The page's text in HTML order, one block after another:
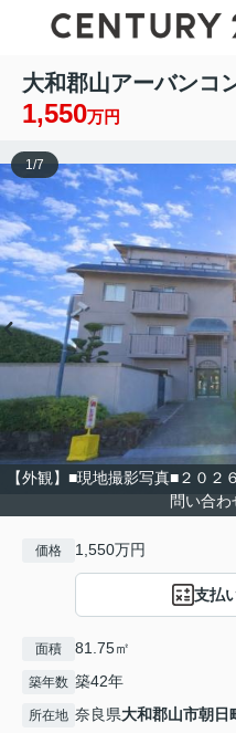
大和郡山アーバンコ
1,550万円
【外観】■現地撮影写真■２０
問い合わ
1/7
価格 1,550万円
支払
面積 81.75㎡
築年数 築42年
所在地 奈良県大和郡山市朝日